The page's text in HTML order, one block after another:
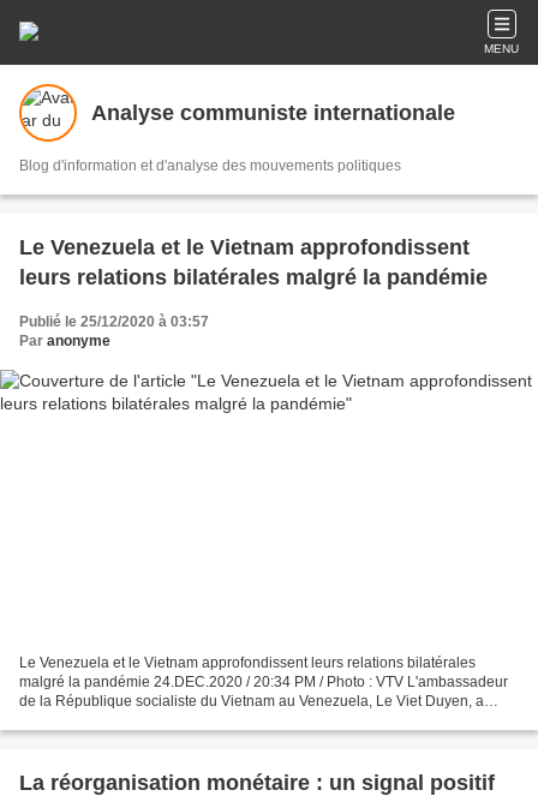
MENU
Analyse communiste internationale
Blog d'information et d'analyse des mouvements politiques
Le Venezuela et le Vietnam approfondissent
leurs relations bilatérales malgré la pandémie
Publié le 25/12/2020 à 03:57
Par anonyme
Le Venezuela et le Vietnam approfondissent leurs relations bilatérales
malgré la pandémie 24.DEC.2020 / 20:34 PM / Photo : VTV L'ambassadeur
de la République socialiste du Vietnam au Venezuela, Le Viet Duyen, a
La réorganisation monétaire : un signal positif